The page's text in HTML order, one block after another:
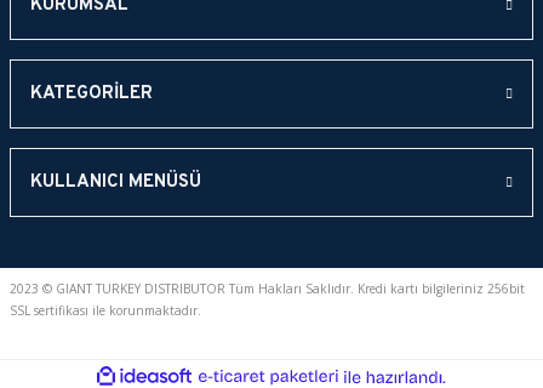
KURUMSAL
KATEGORİLER
KULLANICI MENÜSÜ
2023 © GIANT TURKEY DISTRIBUTOR Tüm Hakları Saklıdır. Kredi kartı bilgileriniz 256bit
SSL sertifikası ile korunmaktadır.
ideasoft e-